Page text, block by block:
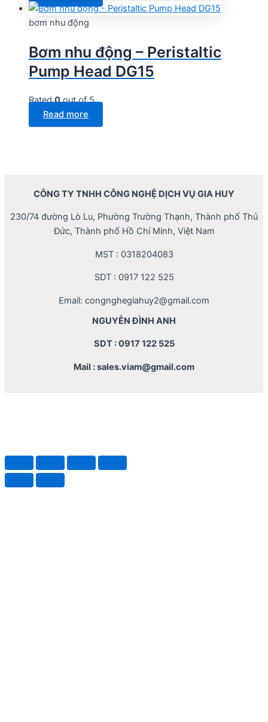
bơm nhu động
Bơm nhu động – Peristaltic
Pump Head DG15
Rated0out of 5
Read more
CÔNG TY TNHH CÔNG NGHỆ DỊCH VỤ GIA HUY
230/74 đường Lò Lu, Phường Trường Thạnh, Thành phố Thủ
Đức, Thành phố Hồ Chí Minh, Việt Nam
MST : 0318204083
SDT : 0917 122 525
Email: congnghegiahuy2@gmail.com
NGUYỄN ĐÌNH ANH
SDT : 0917 122 525
Mail : sales.viam@gmail.com